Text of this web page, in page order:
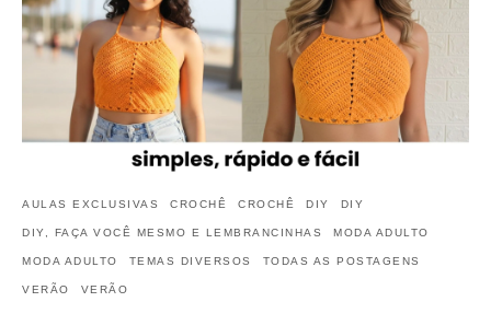
AULAS EXCLUSIVAS CROCHÊ CROCHÊ DIY DIY
DIY, FAÇA VOCÊ MESMO E LEMBRANCINHAS MODA ADULTO
MODA ADULTO TEMAS DIVERSOS TODAS AS POSTAGENS
VERÃO VERÃO